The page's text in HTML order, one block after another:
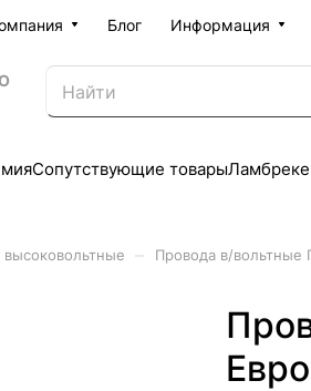
Блог Информация
Сопутствующие товары
высоковольтные Провода в/вольтные